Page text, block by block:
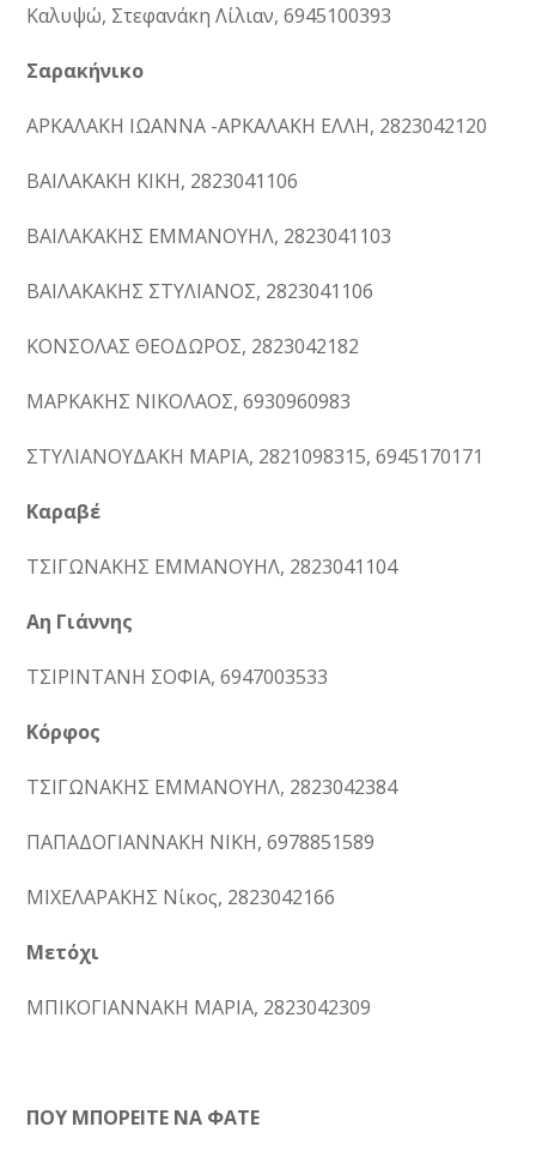
Καλυψώ, Στεφανάκη Λίλιαν, 6945100393
Σαρακήνικο
ΑΡΚΑΛΑΚΗ ΙΩΑΝΝΑ -ΑΡΚΑΛΑΚΗ ΕΛΛΗ, 2823042120
ΒΑΙΛΑΚΑΚΗ ΚΙΚΗ, 2823041106
ΒΑΙΛΑΚΑΚΗΣ ΕΜΜΑΝΟΥΗΛ, 2823041103
ΒΑΙΛΑΚΑΚΗΣ ΣΤΥΛΙΑΝΟΣ, 2823041106
ΚΟΝΣΟΛΑΣ ΘΕΟΔΩΡΟΣ, 2823042182
ΜΑΡΚΑΚΗΣ ΝΙΚΟΛΑΟΣ, 6930960983
ΣΤΥΛΙΑΝΟΥΔΑΚΗ ΜΑΡΙΑ, 2821098315, 6945170171
Καραβέ
ΤΣΙΓΩΝΑΚΗΣ ΕΜΜΑΝΟΥΗΛ, 2823041104
Αη Γιάννης
ΤΣΙΡΙΝΤΑΝΗ ΣΟΦΙΑ, 6947003533
Κόρφος
ΤΣΙΓΩΝΑΚΗΣ ΕΜΜΑΝΟΥΗΛ, 2823042384
ΠΑΠΑΔΟΓΙΑΝΝΑΚΗ ΝΙΚΗ, 6978851589
ΜΙΧΕΛΑΡΑΚΗΣ Νίκος, 2823042166
Μετόχι
ΜΠΙΚΟΓΙΑΝΝΑΚΗ ΜΑΡΙΑ, 2823042309
ΠΟΥ ΜΠΟΡΕΙΤΕ ΝΑ ΦΑΤΕ